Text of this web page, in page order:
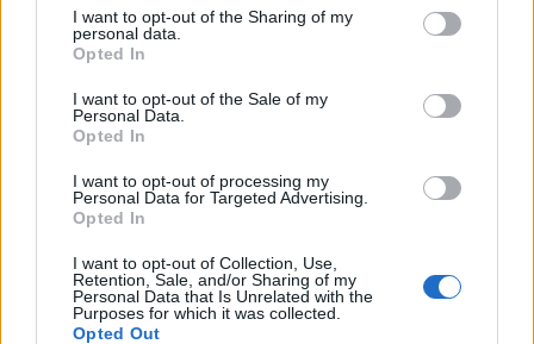
I want to opt-out of the Sharing of my
personal data.
Opted In
I want to opt-out of the Sale of my
Personal Data.
Opted In
I want to opt-out of processing my
Personal Data for Targeted Advertising.
Opted In
I want to opt-out of Collection, Use,
Retention, Sale, and/or Sharing of my
Personal Data that Is Unrelated with the
Purposes for which it was collected.
Opted Out
πυροβολισμού, πηρέ το περίστροφο ενός από τους
ενόρκους και το έβαλε στην καρδιά του. Το όπλο
ήταν γεμάτο. Ασφαλώς.